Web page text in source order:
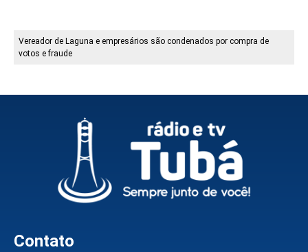
Vereador de Laguna e empresários são condenados por compra de
votos e fraude
Contato